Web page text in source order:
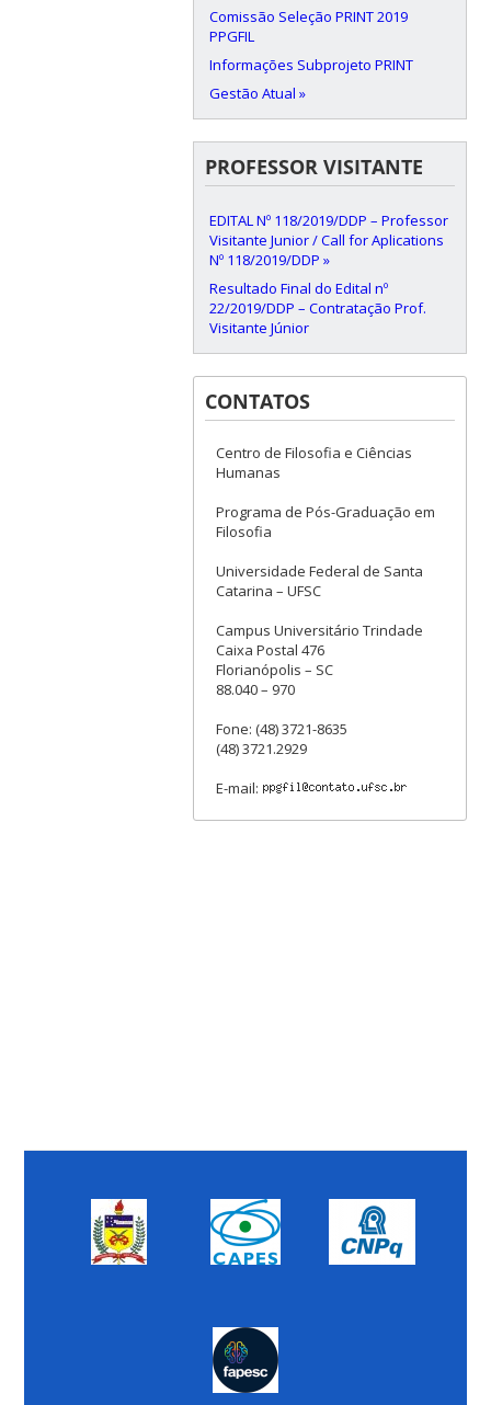
Comissão Seleção PRINT 2019
PPGFIL
Informações Subprojeto PRINT
Gestão Atual »
PROFESSOR VISITANTE
EDITAL Nº 118/2019/DDP – Professor
Visitante Junior / Call for Aplications
Nº 118/2019/DDP »
Resultado Final do Edital nº
22/2019/DDP – Contratação Prof.
Visitante Júnior
CONTATOS
Centro de Filosofia e Ciências
Humanas
Programa de Pós-Graduação em
Filosofia
Universidade Federal de Santa
Catarina – UFSC
Campus Universitário Trindade
Caixa Postal 476
Florianópolis – SC
88.040 – 970
Fone: (48) 3721-8635
(48) 3721.2929
E-mail: